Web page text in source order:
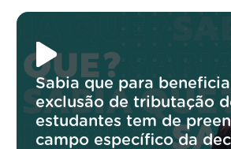
Sabia que para
exclusão de tributação
estudantes tem de
campo específico da